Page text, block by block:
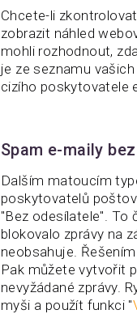
Chcete-li
zobrazit náhled
mohli rozhodnout,
je ze seznamu
cizího poskytovatele
Spam e-maily
Dalším matoucím
poskytovatelů
"Bez odesílatele". To
blokovalo zprávy na
neobsahuje.
Pak můžete vytvořit
nevyžádané zprávy.
myši a použít funkci "